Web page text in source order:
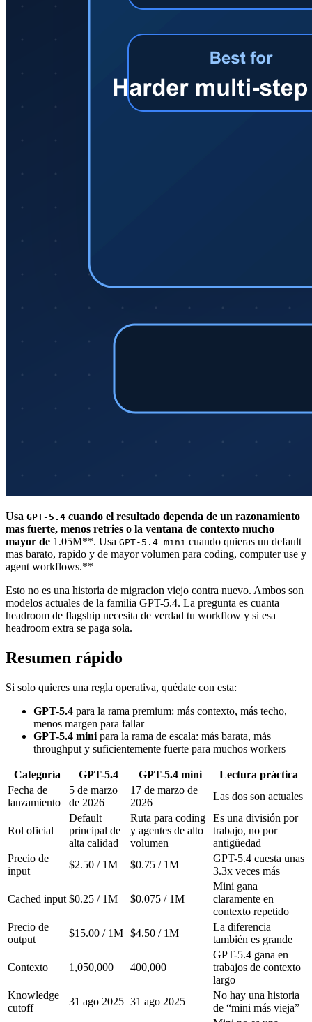
Usa GPT-5.4 cuando el resultado dependa de un razonamiento
mas fuerte, menos retries o la ventana de contexto mucho
mayor de 1.05M**. Usa GPT-5.4 mini cuando quieras un default
mas barato, rapido y de mayor volumen para coding, computer use y
agent workflows.**
Esto no es una historia de migracion viejo contra nuevo. Ambos son
modelos actuales de la familia GPT-5.4. La pregunta es cuanta
headroom de flagship necesita de verdad tu workflow y si esa
headroom extra se paga sola.
Resumen rápido
Si solo quieres una regla operativa, quédate con esta:
GPT-5.4 para la rama premium: más contexto, más techo,
menos margen para fallar
GPT-5.4 mini para la rama de escala: más barata, más
throughput y suficientemente fuerte para muchos workers
Categoría GPT-5.4 GPT-5.4 mini
Lectura práctica
Fecha de
lanzamiento
5 de marzo
de 2026
17 de marzo de
2026
Las dos son actuales
Rol oficial
Default
principal de
alta calidad
Ruta para coding
y agentes de alto
volumen
Es una división por
trabajo, no por
antigüedad
Precio de
input
$2.50 / 1M $0.75 / 1M
GPT-5.4 cuesta unas
3.3x veces más
Cached input $0.25 / 1M $0.075 / 1M
Mini gana
claramente en
contexto repetido
Precio de
output
$15.00 / 1M $4.50 / 1M
La diferencia
también es grande
Contexto 1,050,000 400,000
GPT-5.4 gana en
trabajos de contexto
largo
Knowledge
cutoff
31 ago 2025 31 ago 2025
No hay una historia
de “mini más vieja”